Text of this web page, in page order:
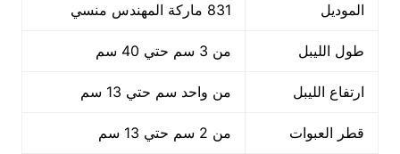
الموديل 831 ماركة المهندس منسي
طول الليبل من 3 سم حتي 40 سم
ارتفاع الليبل من واحد سم حتي 13 سم
قطر العبوات من 2 سم حتي 13 سم